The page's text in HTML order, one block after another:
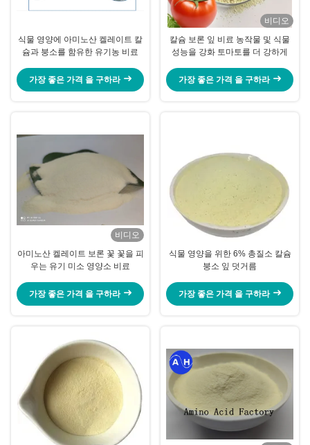
식물 영양에 아미노산 켈레이트 칼
슘과 붕소를 함유한 유기농 비료
가장 좋은 가격 을 구하라
비디오
칼슘 보론 잎 비료 농작물 및 식물
성능을 강화 토마토를 더 강하게
가장 좋은 가격 을 구하라
비디오
아미노산 켈레이트 보론 꽃 꽃을 피
우는 유기 미소 영양소 비료
가장 좋은 가격 을 구하라
식물 영양을 위한 6% 총질소 칼슘
붕소 잎 덧거름
가장 좋은 가격 을 구하라